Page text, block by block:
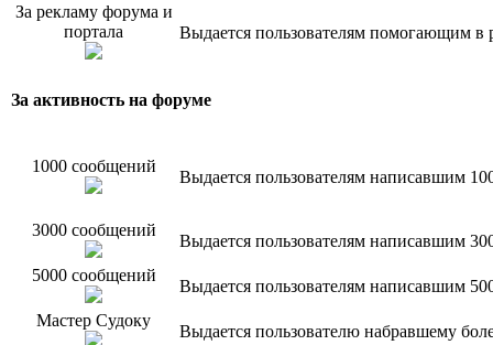
За рекламу форума и
портала
Выдается пользователям помогающим в
За активность на форуме
1000 сообщений
Выдается пользователям написавшим
3000 сообщений
Выдается пользователям написавшим
5000 сообщений
Выдается пользователям написавшим
Мастер Судоку
Выдается пользователю набравшему